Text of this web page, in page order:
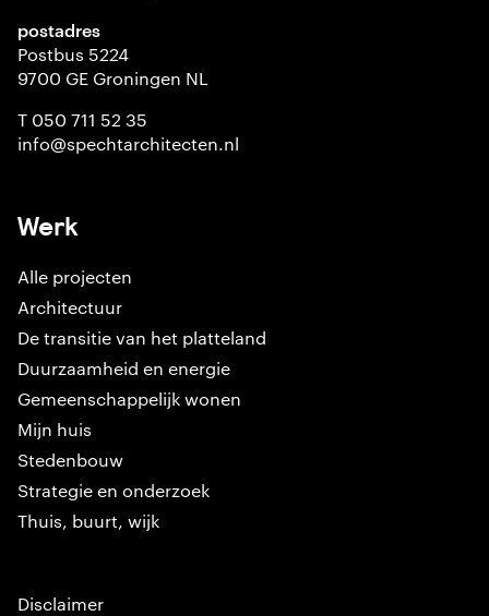
postadres
Postbus 5224
9700 GE Groningen NL
T 050 711 52 35
info@spechtarchitecten.nl
Werk
Alle projecten
Architectuur
De transitie van het platteland
Duurzaamheid en energie
Gemeenschappelijk wonen
Mijn huis
Stedenbouw
Strategie en onderzoek
Thuis, buurt, wijk
Disclaimer